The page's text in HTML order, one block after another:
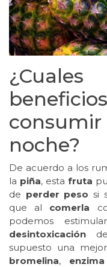
noche?
De acuerdo a los
la piña, esta fruta
de perder peso si
que al comerla
podemos
desintoxicación
supuesto una
bromelina,